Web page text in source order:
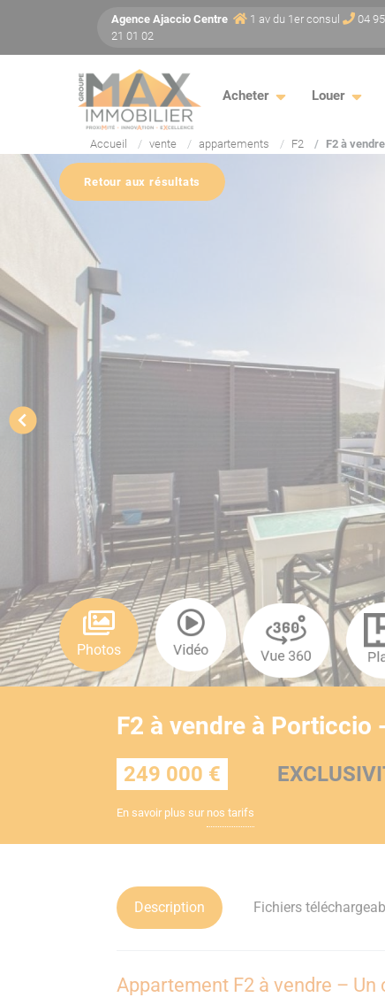
Agence Ajaccio Centre 1 av du 1er consul
04 95
21 01 02
Acheter Louer
Accueil vente appartements F2 F2 à
Retour aux résultats
Photos Vidéo Vue 360
F2 à vendre à Porticcio
249 000 €
En savoir plus sur nos tarifs
Description Fichiers
Appartement F2 à vendre –
Panneau de gestion des cookies